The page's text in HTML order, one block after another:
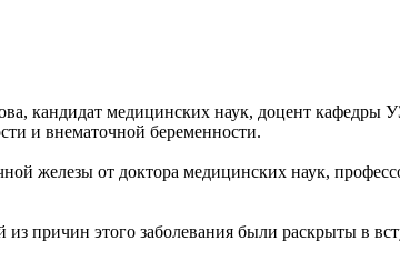
кандидат медицинских наук, доцент кафедры
и внематочной беременности.
железы от доктора медицинских наук,
причин этого заболевания были раскрыты в